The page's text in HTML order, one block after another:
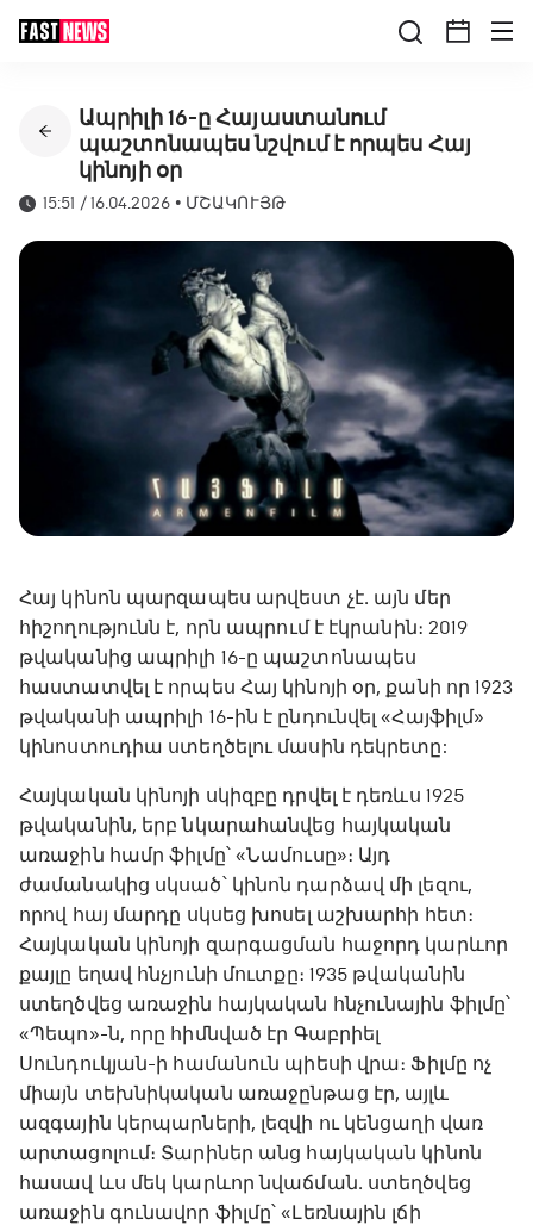
Ապրիլի 16-ը Հայաստանում
պաշտոնապես նշվում է որպես Հայ
կինոյի օր
15:51 / 16.04.2026 • ՄՇԱԿՈՒՅԹ
Հայ կինոն պարզապես արվեստ չէ․ այն մեր
հիշողությունն է, որն ապրում է էկրանին։ 2019
թվականից ապրիլի 16-ը պաշտոնապես
հաստատվել է որպես Հայ կինոյի օր, քանի որ 1923
թվականի ապրիլի 16-ին է ընդունվել «Հայֆիլմ»
կինոստուդիա ստեղծելու մասին դեկրետը:
Հայկական կինոյի սկիզբը դրվել է դեռևս 1925
թվականին, երբ նկարահանվեց հայկական
առաջին համր ֆիլմը՝ «Նամուսը»։ Այդ
ժամանակից սկսած՝ կինոն դարձավ մի լեզու,
որով հայ մարդը սկսեց խոսել աշխարհի հետ։
Հայկական կինոյի զարգացման հաջորդ կարևոր
քայլը եղավ հնչյունի մուտքը։ 1935 թվականին
ստեղծվեց առաջին հայկական հնչունային ֆիլմը՝
«Պեպո»-ն, որը հիմնված էր Գաբրիել
Սունդուկյան-ի համանուն պիեսի վրա։ Ֆիլմը ոչ
միայն տեխնիկական առաջընթաց էր, այլև
ազգային կերպարների, լեզվի ու կենցաղի վառ
արտացոլում։ Տարիներ անց հայկական կինոն
հասավ ևս մեկ կարևոր նվաճման․ ստեղծվեց
առաջին գունավոր ֆիլմը՝ «Լեռնային լճի